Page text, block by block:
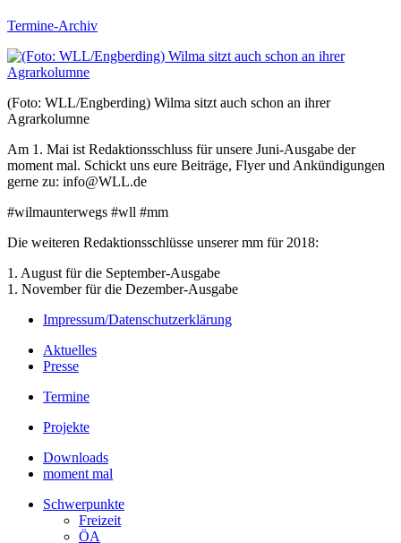
Termine-Archiv
(Foto: WLL/Engberding) Wilma sitzt auch schon an ihrer
Agrarkolumne
Am 1. Mai ist Redaktionsschluss für unsere Juni-Ausgabe der
moment mal. Schickt uns eure Beiträge, Flyer und Ankündigungen
gerne zu: info@WLL.de
#wilmaunterwegs #wll #mm
Die weiteren Redaktionsschlüsse unserer mm für 2018:
1. August für die September-Ausgabe
1. November für die Dezember-Ausgabe
Impressum/Datenschutzerklärung
Aktuelles
Presse
Termine
Projekte
Downloads
moment mal
Schwerpunkte
Freizeit
ÖA